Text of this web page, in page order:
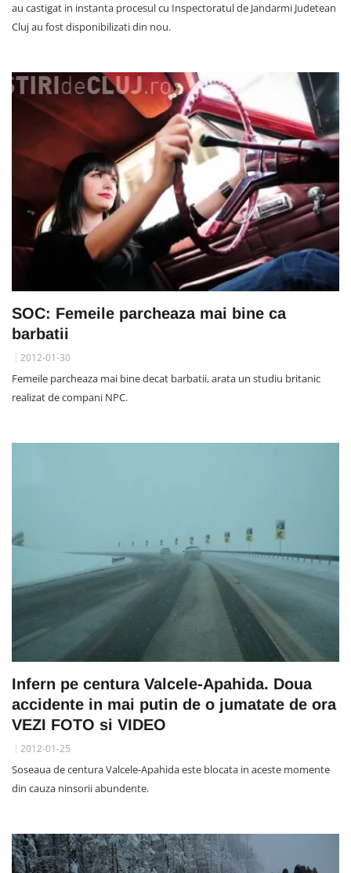
au castigat in instanta procesul cu Inspectoratul de Jandarmi Judetean
Cluj au fost disponibilizati din nou.
SOC: Femeile parcheaza mai bine ca
barbatii
2012-01-30
Femeile parcheaza mai bine decat barbatii, arata un studiu britanic
realizat de compani NPC.
Infern pe centura Valcele-Apahida. Doua
accidente in mai putin de o jumatate de ora
VEZI FOTO si VIDEO
2012-01-25
Soseaua de centura Valcele-Apahida este blocata in aceste momente
din cauza ninsorii abundente.